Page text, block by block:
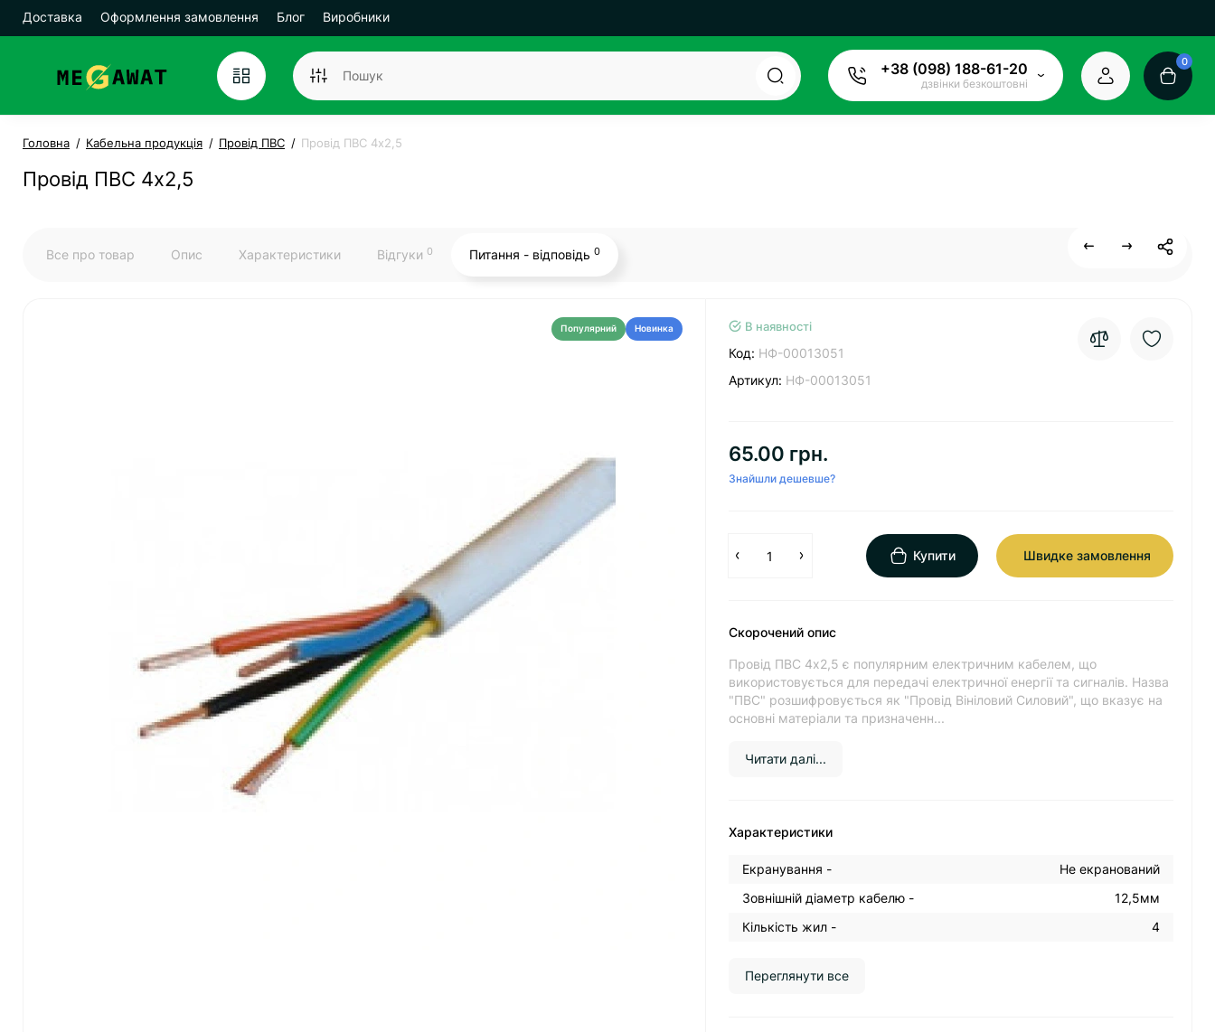
Доставка Оформлення замовлення Блог Виробники
+38 (098) 188-61-20
дзвінки безкоштовні
0
Головна Кабельна продукція Провід ПВС Провід ПВС 4х2,5
Провід ПВС 4х2,5
Все про товар Опис Характеристики Відгуки 0 Питання - відповідь 0
Популярний Новинка В наявності
Код: НФ-00013051
Артикул: НФ-00013051
65.00 грн.
Знайшли дешевше?
Купити Швидке замовлення
Скорочений опис
Провід ПВС 4х2,5 є популярним електричним кабелем, що
використовується для передачі електричної енергії та сигналів. Назва
"ПВС" розшифровується як "Провід Вініловий Силовий", що вказує на
основні матеріали та призначенн...
Читати далі...
Характеристики
Екранування -
Не екранований
Зовнішній діаметр кабелю -
12,5мм
Кількість жил -
4
Переглянути все